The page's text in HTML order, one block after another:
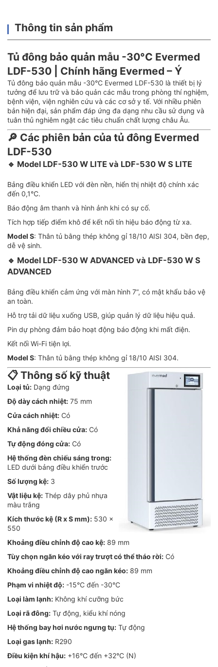
Thông tin sản phẩm
Tủ đông bảo quản mẫu -30°C Evermed
LDF-530 | Chính hãng Evermed – Ý
Tủ đông bảo quản mẫu -30°C Evermed LDF-530 là thiết bị lý
tưởng để lưu trữ và bảo quản các mẫu trong phòng thí nghiệm,
bệnh viện, viện nghiên cứu và các cơ sở y tế. Với nhiều phiên
bản hiện đại, sản phẩm đáp ứng đa dạng nhu cầu sử dụng và
tuân thủ nghiêm ngặt các tiêu chuẩn chất lượng châu Âu.
🔎 Các phiên bản của tủ đông Evermed
LDF-530
🔹 Model LDF-530 W LITE và LDF-530 W S LITE
Bảng điều khiển LED với đèn nền, hiển thị nhiệt độ chính xác
đến 0,1°C.
Báo động âm thanh và hình ảnh khi có sự cố.
Tích hợp tiếp điểm khô để kết nối tín hiệu báo động từ xa.
Model S: Thân tủ bằng thép không gỉ 18/10 AISI 304, bền đẹp,
dễ vệ sinh.
🔹 Model LDF-530 W ADVANCED và LDF-530 W S
ADVANCED
Bảng điều khiển cảm ứng với màn hình 7”, có mật khẩu bảo vệ
an toàn.
Hỗ trợ tải dữ liệu xuống USB, giúp quản lý dữ liệu hiệu quả.
Pin dự phòng đảm bảo hoạt động báo động khi mất điện.
Kết nối Wi-Fi tiện lợi.
Model S: Thân tủ bằng thép không gỉ 18/10 AISI 304.
📋 Thông số kỹ thuật
Loại tủ: Dạng đứng
Độ dày cách nhiệt: 75 mm
Cửa cách nhiệt: Có
Khả năng đổi chiều cửa: Có
Tự động đóng cửa: Có
Hệ thống đèn chiếu sáng trong:
LED dưới bảng điều khiển trước
Số lượng kệ: 3
Vật liệu kệ: Thép dây phủ nhựa
màu trắng
Kích thước kệ (R x S mm): 530 x
550
Khoảng điều chỉnh độ cao kệ: 89 mm
Tùy chọn ngăn kéo với ray trượt có thể tháo rời: Có
Khoảng điều chỉnh độ cao ngăn kéo: 89 mm
Phạm vi nhiệt độ: -15°C đến -30°C
Loại làm lạnh: Không khí cưỡng bức
Loại rã đông: Tự động, kiểu khí nóng
Hệ thống bay hơi nước ngưng tụ: Tự động
Loại gas lạnh: R290
Điều kiện khí hậu: +16°C đến +32°C (N)